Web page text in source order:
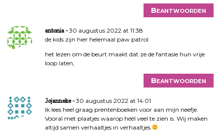
Beantwoorden
antonia
30 augustus 2022 at 11:38
de kids zijn hier helemaal paw patrol
het lezen om de beurt maakt dat ze de fantasie hun vrije
loop laten,
Beantwoorden
Jojanneke
30 augustus 2022 at 14:01
Ik lees heel graag prentenboeken voor aan mijn neefje.
Vooral met plaatjes waarop héél veel te zien is. Wij maken
altijd samen verhaaltjes in verhaaltjes